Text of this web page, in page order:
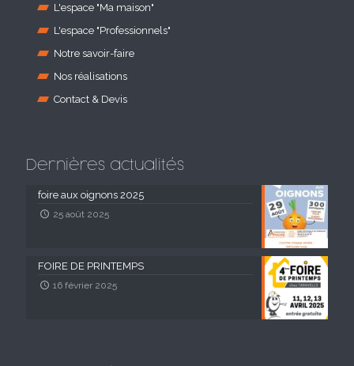
L'espace "Ma maison"
L'espace "Professionnels"
Notre savoir-faire
Nos réalisations
Contact & Devis
Dernières actualités
foire aux oignons 2025
25 août 2025
FOIRE DE PRINTEMPS
16 février 2025